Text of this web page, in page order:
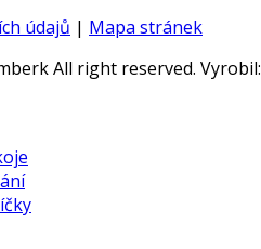
údajů | Mapa stránek
All right reserved. Vyrobil: